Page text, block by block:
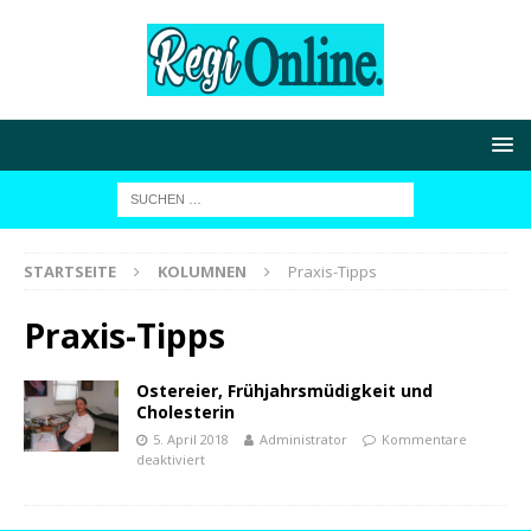
STARTSEITE KOLUMNEN Praxis-Tipps
Praxis-Tipps
Ostereier, Frühjahrsmüdigkeit und
Cholesterin
5. April 2018 Administrator
Kommentare
deaktiviert